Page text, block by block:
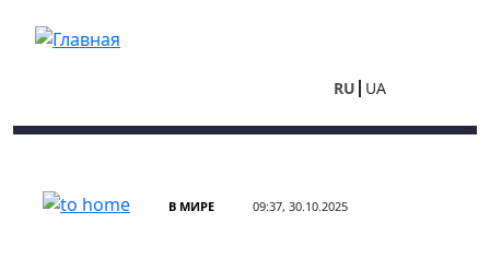
RU UA
В МИРЕ 09:37, 30.10.2025